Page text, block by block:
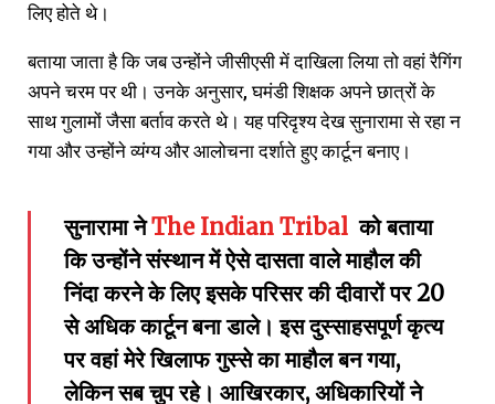
लिए होते थे।
बताया जाता है कि जब उन्होंने जीसीएसी में दाखिला लिया तो वहां रैगिंग
अपने चरम पर थी। उनके अनुसार, घमंडी शिक्षक अपने छात्रों के
साथ गुलामों जैसा बर्ताव करते थे। यह परिदृश्य देख सुनारामा से रहा न
गया और उन्होंने व्यंग्य और आलोचना दर्शाते हुए कार्टून बनाए।
सुनारामा नेThe Indian Tribal को बताया
कि उन्होंने संस्थान में ऐसे दासता वाले माहौल की
निंदा करने के लिए इसके परिसर की दीवारों पर 20
से अधिक कार्टून बना डाले। इस दुस्साहसपूर्ण कृत्य
पर वहां मेरे खिलाफ गुस्से का माहौल बन गया,
लेकिन सब चुप रहे। आखिरकार, अधिकारियों ने